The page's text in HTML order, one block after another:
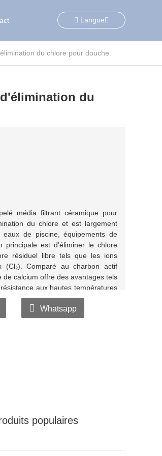
Langue
du
média filtrant céramique pour
du chlore et est largement
de piscine, équipements de
principale est d'éliminer le chlore
résiduel libre tels que les ions
(Cl₂). Comparé au charbon actif
calcium offre des avantages tels
aux hautes températures
cuivre-zinc KDF, il présente un
Whatsapp
populaires